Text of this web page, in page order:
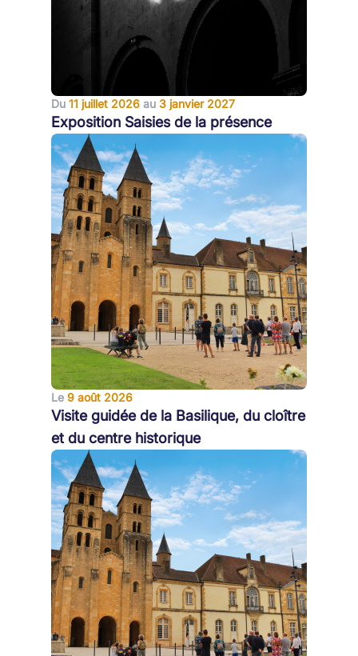
Du 11 juillet 2026 au 3 janvier 2027
Exposition Saisies de la présence
Le 9 août 2026
Visite guidée de la Basilique, du cloître
et du centre historique